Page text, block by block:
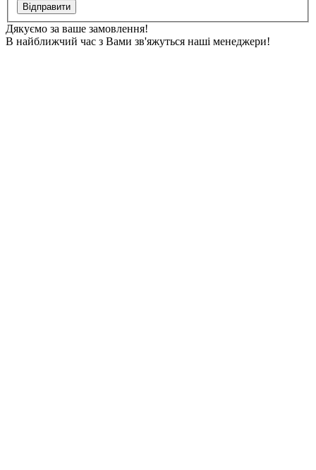
Відправити
Дякуємо за ваше замовлення!
В найближчий час з Вами зв'яжуться наші менеджери!